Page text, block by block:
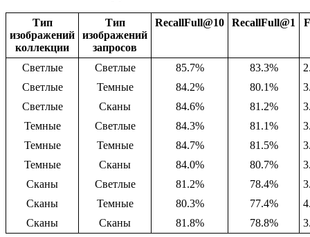
Тип
изображений
коллекции
Тип
изображений
запросов
RecallFull@10 RecallFull@1
Светлые Светлые 85.7% 83.3%
Светлые
Темные 84.2% 80.1%
Светлые
Сканы 84.6% 81.2%
Темные
Светлые 84.3% 81.1%
Темные
Темные 84.7% 81.5%
Темные
Сканы 84.0% 80.7%
Сканы
Светлые 81.2% 78.4%
Сканы
Темные 80.3% 77.4%
Сканы
Сканы 81.8% 78.8%